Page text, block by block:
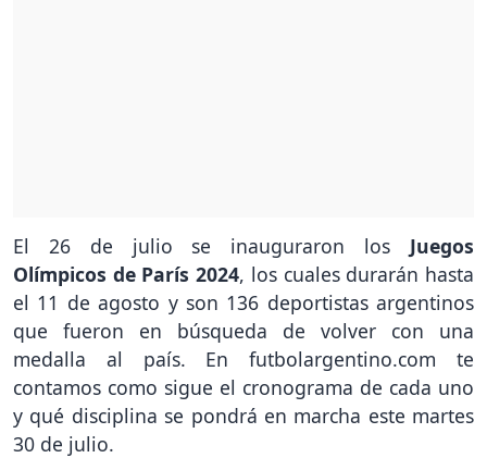
El 26 de julio se inauguraron los Juegos
Olímpicos de París 2024, los cuales durarán hasta
el 11 de agosto y son 136 deportistas argentinos
que fueron en búsqueda de volver con una
medalla al país. En futbolargentino.com te
contamos como sigue el cronograma de cada uno
y qué disciplina se pondrá en marcha este martes
30 de julio.